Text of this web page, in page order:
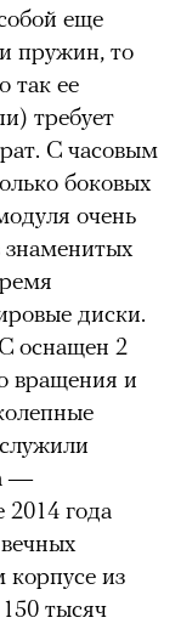
еще
пружин, то
так ее
требует
С часовым
боковых
очень
знаменитых
диски.
оснащен 2
вращения и
—
года
из
тысяч